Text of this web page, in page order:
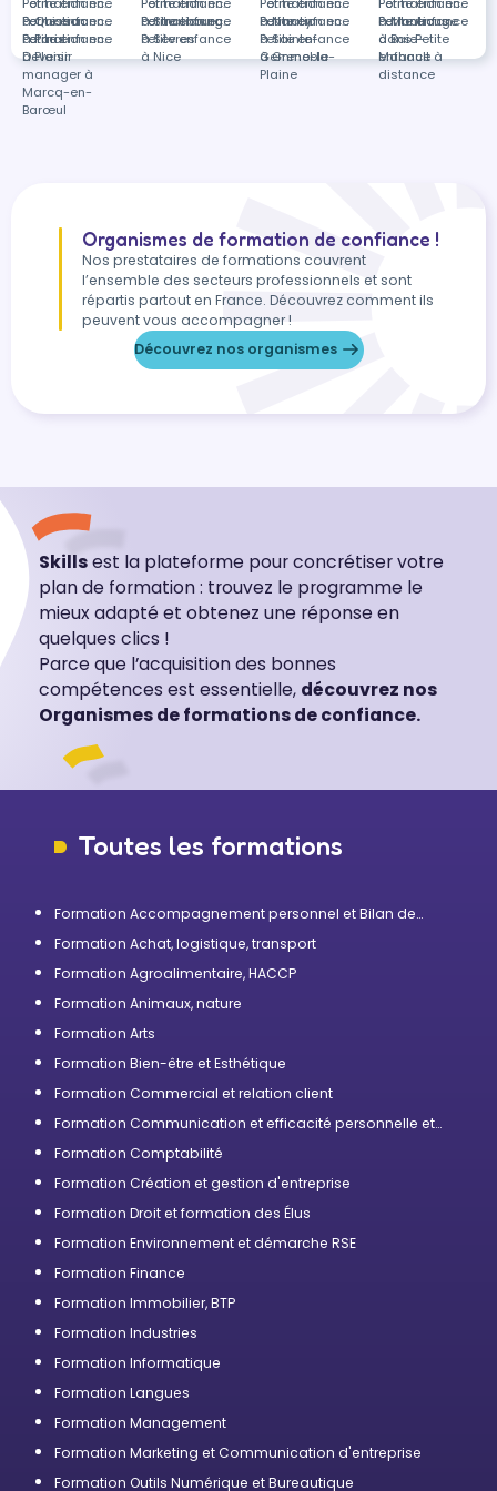
à Quissac
à Strasbourg
à Nancy
à Montrouge
Petite enfance
à Paris
Petite enfance
à Sèvres
Petite enfance
à Sainte-
Gemme-la-
Plaine
Petite enfance
à Baie-
Mahault
Formation en
Petite enfance
à Plaisir
Formation en
Petite enfance
à Nice
Formation en
Petite enfance
à Grenoble
Formations
dans Petite
enfance à
distance
Formation en
Devenir
manager à
Marcq-en-
Barœul
Organismes de formation de confiance !
Nos prestataires de formations couvrent
l’ensemble des secteurs professionnels et sont
répartis partout en France. Découvrez comment ils
peuvent vous accompagner !
Découvrez nos organismes
Skillsest la plateforme pour concrétiser votre
plan de formation : trouvez le programme le
mieux adapté et obtenez une réponse en
quelques clics !
Parce que l’acquisition des bonnes
compétences est essentielle, découvrez nos
Organismes de formations de confiance.
Toutes les formations
Formation Accompagnement personnel et Bilan de
Formation Achat, logistique, transport
Formation Agroalimentaire, HACCP
Formation Animaux, nature
Formation Arts
Formation Bien-être et Esthétique
Formation Commercial et relation client
Formation Communication et efficacité personnelle et
Formation Comptabilité
Formation Création et gestion d'entreprise
Formation Droit et formation des Élus
Formation Environnement et démarche RSE
Formation Finance
Formation Immobilier, BTP
Formation Industries
Formation Informatique
Formation Langues
Formation Management
Formation Marketing et Communication d'entreprise
Formation Outils Numérique et Bureautique